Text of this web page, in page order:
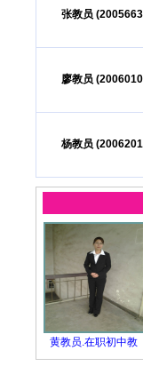
张教员
廖教员
杨教员
黄教员.在职初中教